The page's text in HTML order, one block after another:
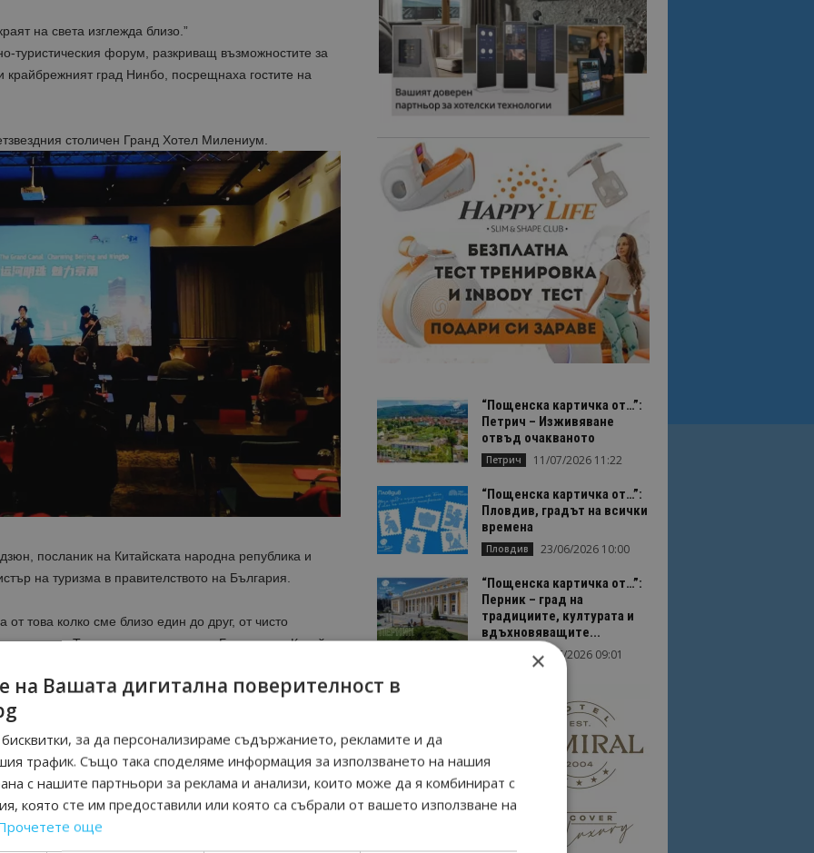
на света изглежда близо.”
туристическия форум, разкриващ възможностите за
крайбрежният град Нинбо, посрещнаха гостите на
столичен Гранд Хотел Милениум.
посланик на Китайската народна република и
на туризма в правителството на България.
това колко сме близо един до друг, от чисто
уважение. Това взаимно уважение България и Китай
отношения”. Това заяви посланик Дун Сяодзюн и
две страни, а туризмът е прозорецът, през който
“Пощенска картичка от…”:
Петрич – Изживяване
отвъд очакваното
Петрич 11/07/2026 11:22
“Пощенска картичка от…”:
Пловдив, градът на всички
времена
Пловдив 23/06/2026 10:00
“Пощенска картичка от…”:
Перник – град на
традициите, културата и
вдъхновяващите...
17/06/2026 09:01
×
на Вашата дигитална поверителност в
за да персонализираме съдържанието, рекламите и да
трафик. Също така споделяме информация за използването на нашия
с нашите партньори за реклама и анализи, които може да я комбинират с
която сте им предоставили или която са събрали от вашето използване на
още